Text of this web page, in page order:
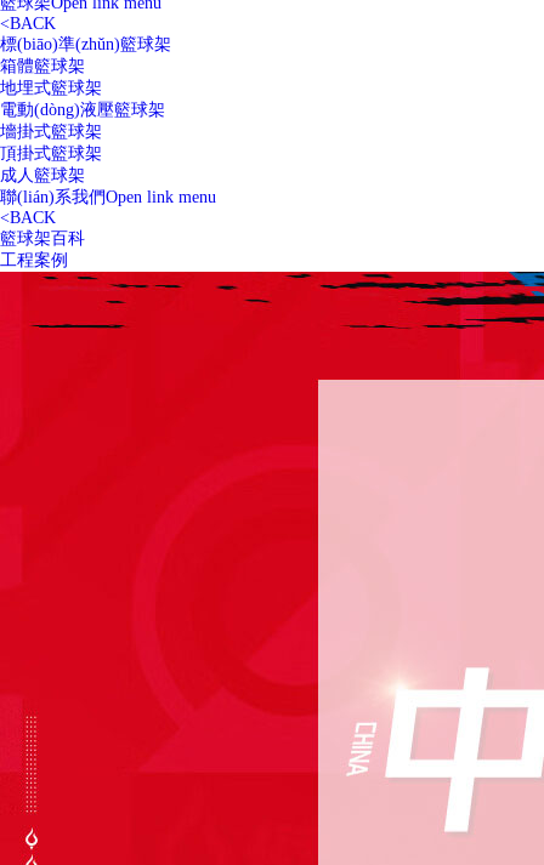
<BACK
標(biāo)準(zhǔn)籃球架
箱體籃球架
地埋式籃球架
電動(dòng)液壓籃球架
墻掛式籃球架
頂掛式籃球架
成人籃球架
聯(lián)系我們Open link menu
<BACK
籃球架百科
工程案例